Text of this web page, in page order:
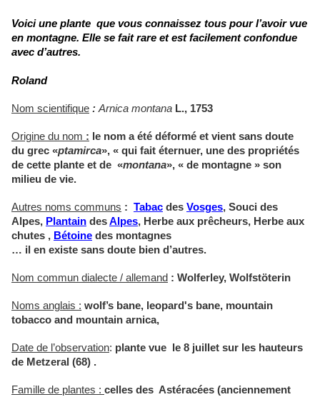
Voici une plante que vous connaissez tous pour l’avoir vue
en montagne. Elle se fait rare et est facilement confondue
avec d’autres.
Roland
Nom scientifique : Arnica montana L., 1753
Origine du nom : le nom a été déformé et vient sans doute
du grec «ptamirca», « qui fait éternuer, une des propriétés
de cette plante et de «montana», « de montagne » son
milieu de vie.
Autres noms communs : Tabac des Vosges, Souci des
Alpes, Plantain desAlpes, Herbe aux prêcheurs, Herbe aux
chutes , Bétoine des montagnes
… il en existe sans doute bien d’autres.
Nom commun dialecte / allemand : Wolferley, Wolfstöterin
Noms anglais : wolf’s bane, leopard's bane, mountain
tobacco and mountain arnica,
Date de l’observation: plante vue le 8 juillet sur les hauteurs
de Metzeral (68) .
Famille de plantes : celles des Astéracées (anciennement